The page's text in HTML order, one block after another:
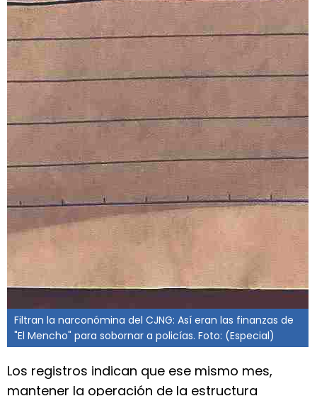
Filtran la narconómina del CJNG: Así eran las finanzas de
"El Mencho" para sobornar a policías. Foto: (Especial)
Los registros indican que ese mismo mes,
mantener la operación de la estructura